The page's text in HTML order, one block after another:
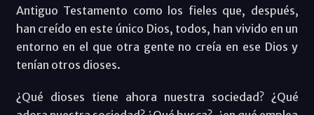
Antiguo Testamento como los fieles que, después,
han creído en este único Dios, todos, han vivido en un
entorno en el que otra gente no creía en ese Dios y
tenían otros dioses.
¿Qué dioses tiene ahora nuestra sociedad? ¿Qué